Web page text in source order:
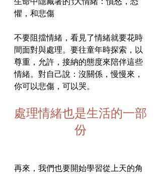
懼，和悲傷
不要阻擋情緒，看見了情緒就要花時
間面對與處理。要往童年時探索，以
尊重，允許，接納的態度來陪伴這些
情緒。對自己說：沒關係，慢慢來，
你可以悲傷，可以哭。
處理情緒也是生活的一部
份
再來，我們也要開始學習從上天的角